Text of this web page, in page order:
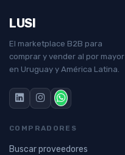
LUSI
El marketplace B2B para
comprar y vender al por mayor
en Uruguay y América Latina.
COMPRADORES
Buscar proveedores